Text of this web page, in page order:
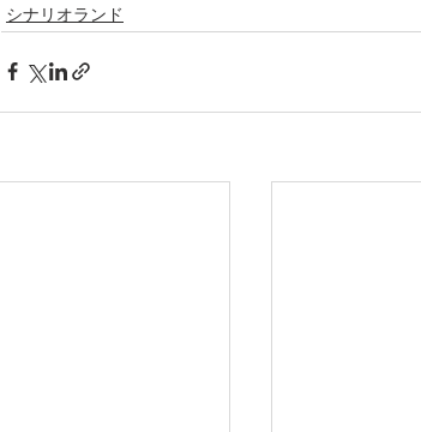
シナリオランド